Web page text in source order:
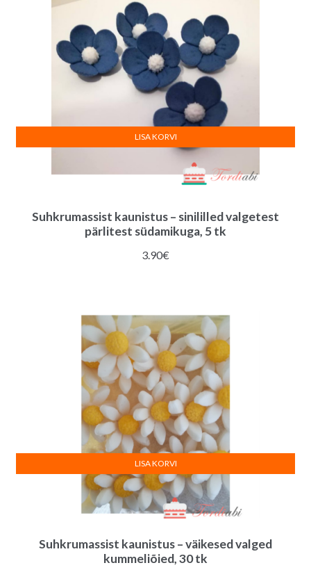
Suhkrumassist kaunistus – sinililled valgetest
pärlitest südamikuga, 5 tk
3.90€
LISA KORVI
Suhkrumassist kaunistus – väikesed valged
kummeliõied, 30 tk
LISA KORVI